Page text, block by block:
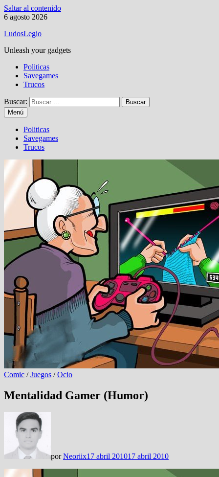
Saltar al contenido
6 agosto 2026
LudosLegio
Unleash your gadgets
Politicas
Savegames
Trucos
Buscar:
Menú
Politicas
Savegames
Trucos
Comic /Juegos /Ocio
Mentalidad Gamer (Humor)
porNeoriix17 abril 201017 abril 2010